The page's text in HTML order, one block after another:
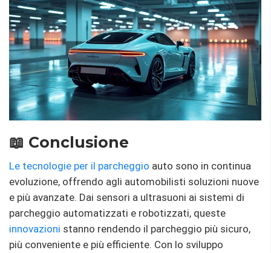
📖 Conclusione
Le tecnologie per il parcheggio auto sono in continua
evoluzione, offrendo agli automobilisti soluzioni nuove
e più avanzate. Dai sensori a ultrasuoni ai sistemi di
parcheggio automatizzati e robotizzati, queste
innovazioni stanno rendendo il parcheggio più sicuro,
più conveniente e più efficiente. Con lo sviluppo